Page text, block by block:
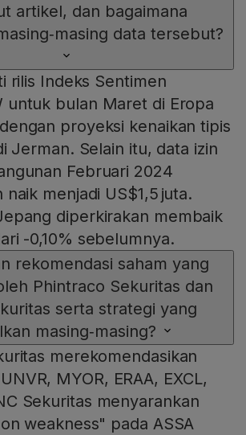
artikel, dan bagaimana
data tersebut?
rilis Indeks Sentimen
untuk bulan Maret di Eropa
proyeksi kenaikan tipis
Jerman. Selain itu, data izin
Februari 2024
menjadi US$1,5 juta.
diperkirakan membaik
-0,10% sebelumnya.
rekomendasi saham yang
Phintraco Sekuritas dan
serta strategi yang
masing‑masing?
merekomendasikan
MYOR, ERAA, EXCL,
Sekuritas menyarankan
weakness" pada ASSA